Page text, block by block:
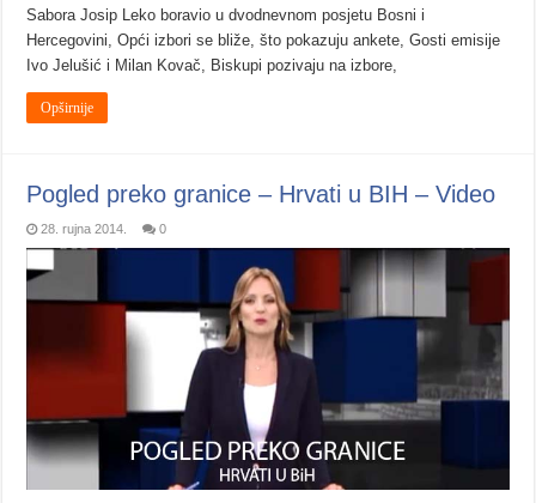
Sabora Josip Leko boravio u dvodnevnom posjetu Bosni i
Hercegovini, Opći izbori se bliže, što pokazuju ankete, Gosti emisije
Ivo Jelušić i Milan Kovač, Biskupi pozivaju na izbore,
Opširnije
Pogled preko granice – Hrvati u BIH – Video
28. rujna 2014. 0